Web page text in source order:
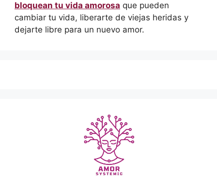
bloquean tu vida amorosa que pueden
cambiar tu vida, liberarte de viejas heridas y
dejarte libre para un nuevo amor.